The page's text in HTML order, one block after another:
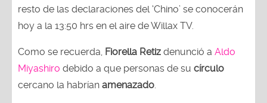
resto de las declaraciones del ‘Chino’ se conocerán
hoy a la 13:50 hrs en el aire de Willax TV.
Como se recuerda, Fiorella Retiz denunció a Aldo
Miyashiro debido a que personas de su círculo
cercano la habrían amenazado